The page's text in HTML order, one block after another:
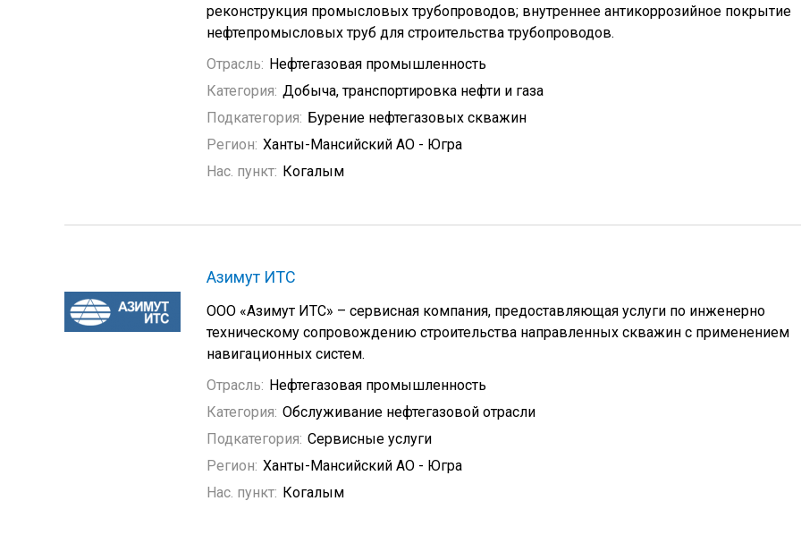
реконструкция промысловых трубопроводов; внутреннее антикоррозийное покрытие
нефтепромысловых труб для строительства трубопроводов.
Отрасль: Нефтегазовая промышленность
Категория: Добыча, транспортировка нефти и газа
Подкатегория: Бурение нефтегазовых скважин
Регион: Ханты-Мансийский АО - Югра
Нас. пункт: Когалым
Азимут ИТС
ООО «Азимут ИТС» – сервисная компания, предоставляющая услуги по инженерно
техническому сопровождению строительства направленных скважин с применением
навигационных систем.
Отрасль: Нефтегазовая промышленность
Категория: Обслуживание нефтегазовой отрасли
Подкатегория: Сервисные услуги
Регион: Ханты-Мансийский АО - Югра
Нас. пункт: Когалым